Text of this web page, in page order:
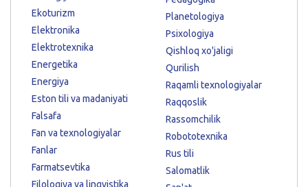
Ekoturizm
Elektronika
Elektrotexnika
Energetika
Energiya
Eston tili va madaniyati
Falsafa
Fan va texnologiyalar
Fanlar
Farmatsevtika
Filologiya va lingvistika
Planetologiya
Psixologiya
Qishloq xo'jaligi
Qurilish
Raqamli texnologiyalar
Raqqoslik
Rassomchilik
Robototexnika
Rus tili
Salomatlik